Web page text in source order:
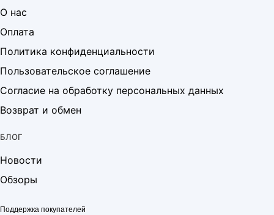
О нас
Оплата
Политика конфиденциальности
Пользовательское соглашение
Согласие на обработку персональных данных
Возврат и обмен
БЛОГ
Новости
Обзоры
Поддержка покупателей